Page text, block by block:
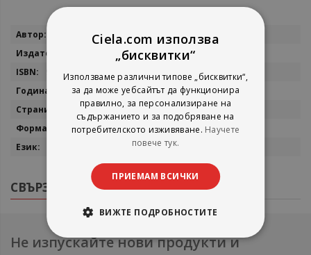
Повече
Иво Райчев
Артик 2001
954-910-191-6
2004
670
23/16
СВЪРЗАНИ ПРОДУКТИ
Не изпускайте нови продукти и
Ciela.com използва
„бисквитки“
Използваме различни типове „бисквитки“,
за да може уебсайтът да функционира
правилно, за персонализиране на
съдържанието и за подобряване на
потребителското изживяване. Научете
повече тук.
ПРИЕМАМ ВСИЧКИ
ВИЖТЕ ПОДРОБНОСТИТЕ